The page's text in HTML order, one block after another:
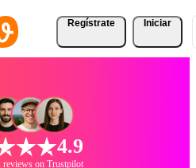
Regístrate Iniciar
4.9
reviews on Trustpilot